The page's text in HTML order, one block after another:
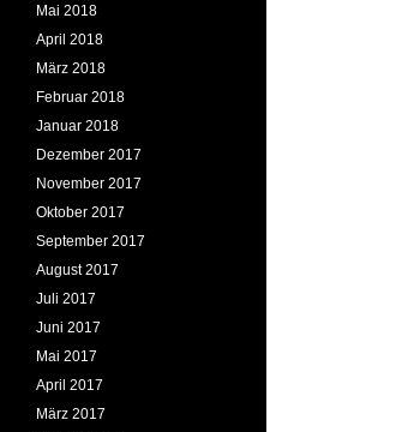
Mai 2018
April 2018
März 2018
Februar 2018
Januar 2018
Dezember 2017
November 2017
Oktober 2017
September 2017
August 2017
Juli 2017
Juni 2017
Mai 2017
April 2017
März 2017